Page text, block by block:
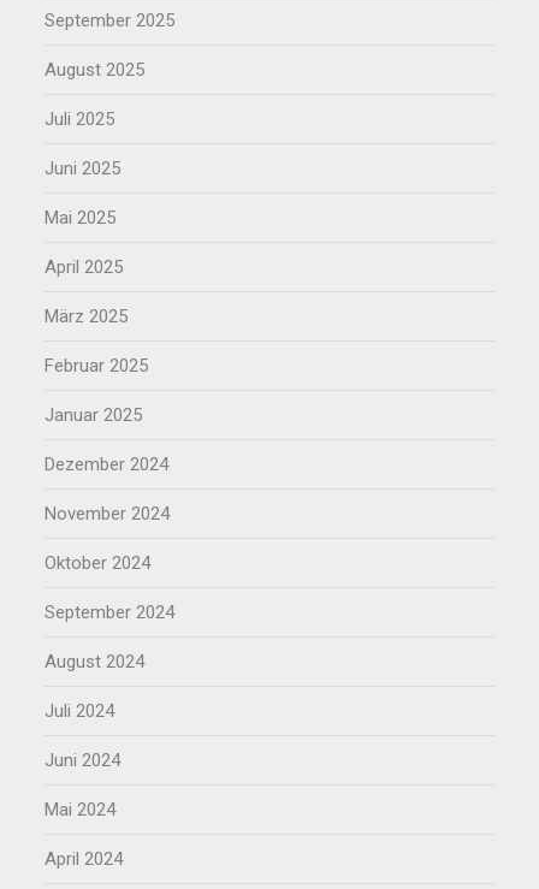
September 2025
August 2025
Juli 2025
Juni 2025
Mai 2025
April 2025
März 2025
Februar 2025
Januar 2025
Dezember 2024
November 2024
Oktober 2024
September 2024
August 2024
Juli 2024
Juni 2024
Mai 2024
April 2024